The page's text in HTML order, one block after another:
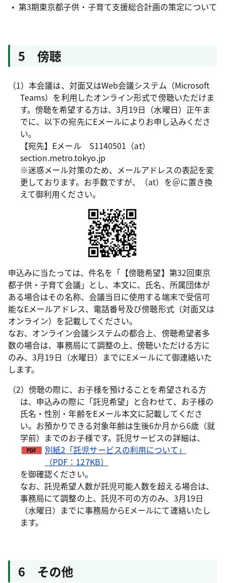
第3期東京都子供・子育て支援総合計画の策定について
5 傍聴
（1）本会議は、対面又はWeb会議システム（Microsoft
Teams）を利用したオンライン形式で傍聴いただけま
す。傍聴を希望する方は、3月19日（水曜日）正午ま
でに、以下の宛先にEメールによりお申し込みくださ
い。
【宛先】Eメール S1140501（at）
section.metro.tokyo.jp
※迷惑メール対策のため、メールアドレスの表記を変
更しております。お手数ですが、（at）を＠に置き換
えて御利用ください。
申込みに当たっては、件名を「【傍聴希望】第32回東京
都子供・子育て会議」とし、本文に、氏名、所属団体が
ある場合はその名称、会議当日に使用する端末で受信可
能なEメールアドレス、電話番号及び傍聴形式（対面又は
オンライン）を記載してください。
なお、オンライン会議システムの都合上、傍聴希望者多
数の場合は、事務局にて調整の上、傍聴いただける方に
のみ、3月19日（水曜日）までにEメールにて御連絡いた
します。
（2）傍聴の際に、お子様を預けることを希望される方
は、申込みの際に「託児希望」と合わせて、お子様の
氏名・性別・年齢をEメール本文に記載してくださ
い。お預かりできる対象年齢は生後6か月から6歳（就
学前）までのお子様です。託児サービスの詳細は、
別紙2「託児サービスの利用について」
（PDF：127KB）
を御確認ください。
なお、託児希望人数が託児可能人数を超える場合は、
事務局にて調整の上、託児不可の方のみ、3月19日
（水曜日）までに事務局からEメールにて連絡いたし
ます。
6 その他